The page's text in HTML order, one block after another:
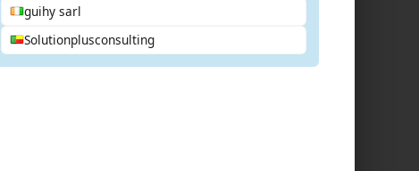
guihy sarl
Solutionplusconsulting